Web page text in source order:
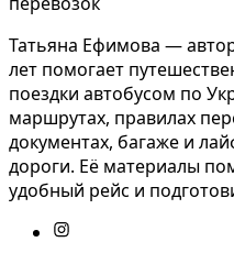
Татьяна Ефимова —
лет помогает
поездки автобусом по
маршрутах, правилах
документах, багаже и
дороги. Её материалы
удобный рейс и